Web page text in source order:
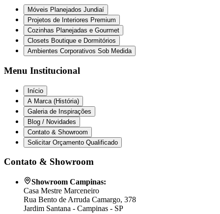
Móveis Planejados Jundiaí
Projetos de Interiores Premium
Cozinhas Planejadas e Gourmet
Closets Boutique e Dormitórios
Ambientes Corporativos Sob Medida
Menu Institucional
Início
A Marca (História)
Galeria de Inspirações
Blog / Novidades
Contato & Showroom
Solicitar Orçamento Qualificado
Contato & Showroom
Showroom Campinas:
Casa Mestre Marceneiro
Rua Bento de Arruda Camargo, 378
Jardim Santana - Campinas - SP